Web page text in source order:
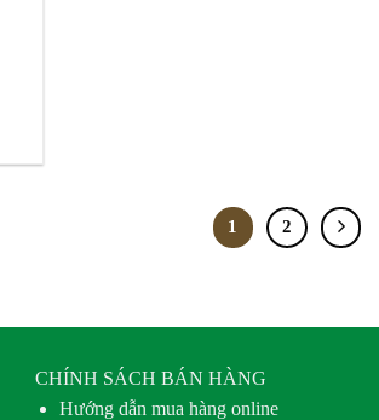
1 2
CHÍNH SÁCH BÁN HÀNG
Hướng dẫn mua hàng online